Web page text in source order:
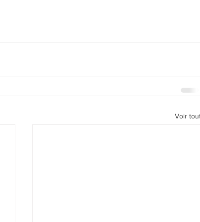
Voir